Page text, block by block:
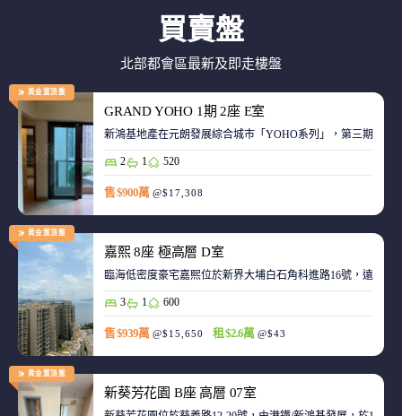
買賣盤
北部都會區最新及即走樓盤
黃金置頂盤
GRAND YOHO 1期 2座 E室
2 1 520
售 $900萬 @$17,308
黃金置頂盤
嘉熙 8座 極高層 D室
臨海低密度豪宅嘉熙位於新界大埔白石角科進路16號，遠離
3 1 600
售 $939萬 @$15,650 租 $2.6萬 @$43
黃金置頂盤
新葵芳花園 B座 高層 07室